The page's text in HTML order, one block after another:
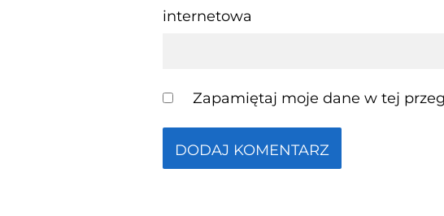
internetowa
Zapamiętaj moje dane w tej